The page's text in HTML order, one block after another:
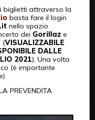
biglietti attraverso la
basta fare il login
nello spazio
dei Gorillaz e
(VISUALIZZABILE
DALLE
2021). Una volta
(è importante
PREVENDITA